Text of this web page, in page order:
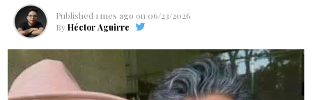
Published 1 mes ago on 06/23/2026
By Héctor Aguirre